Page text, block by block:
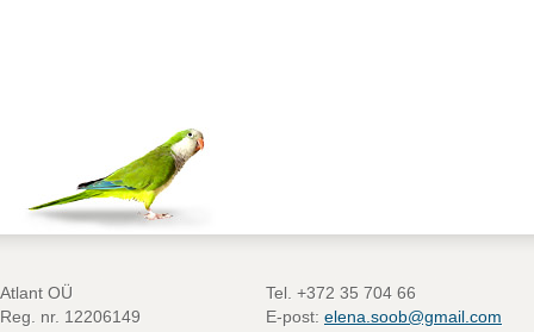
Atlant OÜ
Reg. nr. 12206149
Tel. +372 35 704 66
E-post: elena.soob@gmail.com